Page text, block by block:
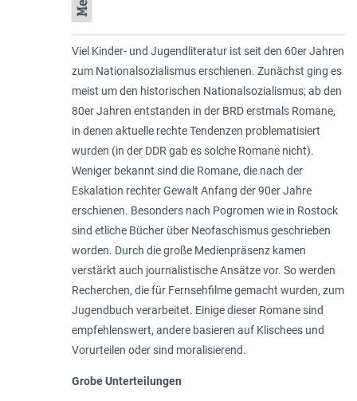
Viel Kinder- und Jugendliteratur ist seit den 60er Jahren
zum Nationalsozialismus erschienen. Zunächst ging es
meist um den historischen Nationalsozialismus; ab den
80er Jahren entstanden in der BRD erstmals Romane,
in denen aktuelle rechte Tendenzen problematisiert
wurden (in der DDR gab es solche Romane nicht).
Weniger bekannt sind die Romane, die nach der
Eskalation rechter Gewalt Anfang der 90er Jahre
erschienen. Besonders nach Pogromen wie in Rostock
sind etliche Bücher über Neofaschismus geschrieben
worden. Durch die große Medienpräsenz kamen
verstärkt auch journalistische Ansätze vor. So werden
Recherchen, die für Fernsehfilme gemacht wurden, zum
Jugendbuch verarbeitet. Einige dieser Romane sind
empfehlenswert, andere basieren auf Klischees und
Vorurteilen oder sind moralisierend.
Grobe Unterteilungen